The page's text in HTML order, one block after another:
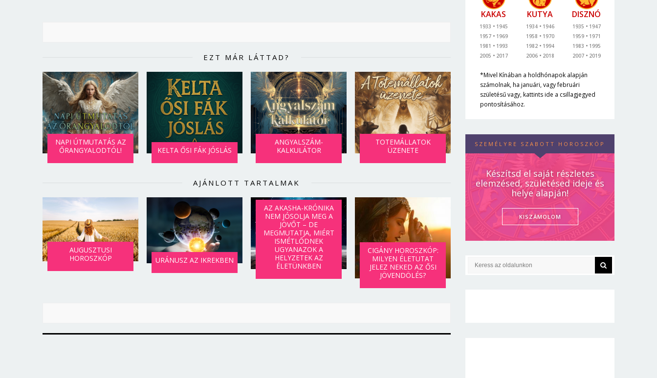
EZT MÁR LÁTTAD?
NAPI ÚTMUTATÁS AZ
ŐRANGYALODTÓL!
KELTA ŐSI FÁK JÓSLÁS
ANGYALSZÁM-
KALKULÁTOR
TOTEMÁLLATOK
ÜZENETE
AJÁNLOTT TARTALMAK
AUGUSZTUSI
HOROSZKÓP
URÁNUSZ AZ IKREKBEN
AZ AKASHA-KRÓNIKA
NEM JÓSOLJA MEG A
JÖVŐT – DE
MEGMUTATJA, MIÉRT
ISMÉTLŐDNEK
UGYANAZOK A
HELYZETEK AZ
ÉLETÜNKBEN
CIGÁNY HOROSZKÓP:
MILYEN ÉLETUTAT
JELEZ NEKED AZ ŐSI
JÖVENDÖLÉS?
KAKAS
1933
1945
1957
1969
1981
1993
2005
2017
KUTYA
1934
1946
1958
1970
1982
1994
2006
2018
DISZNÓ
1935
1947
1959
1971
1983
1995
2007
2019
*Mivel Kínában a holdhónapok alapján
számolnak, ha januári, vagy februári
születésű vagy, kattints ide a csillagjegyed
pontosításához.
SZEMÉLYRE SZABOTT HOROSZKÓP
Készítsd el saját részletes
elemzésed, születésed ideje és
helye alapján!
KISZÁMOLOM
Mégse Bejelentkezés